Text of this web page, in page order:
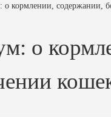
кормлении, содержании,
о